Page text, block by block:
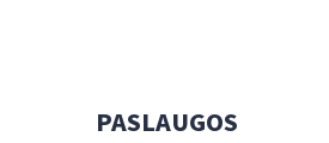
PASLAUGOS